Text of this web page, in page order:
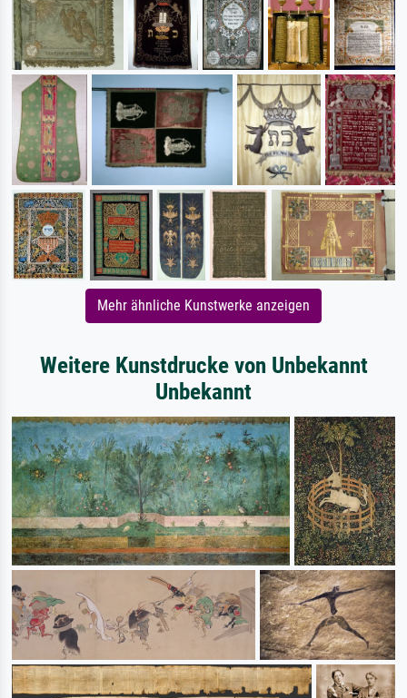
Mehr ähnliche Kunstwerke anzeigen
Weitere Kunstdrucke von Unbekannt
Unbekannt